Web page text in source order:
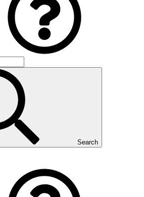
Search